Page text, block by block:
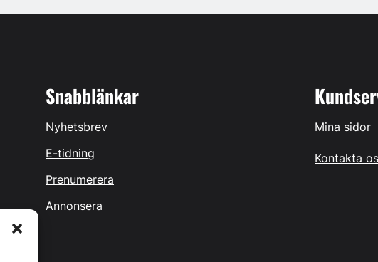
Snabblänkar
Nyhetsbrev
E-tidning
Prenumerera
Annonsera
Mina sidor
Kontakta